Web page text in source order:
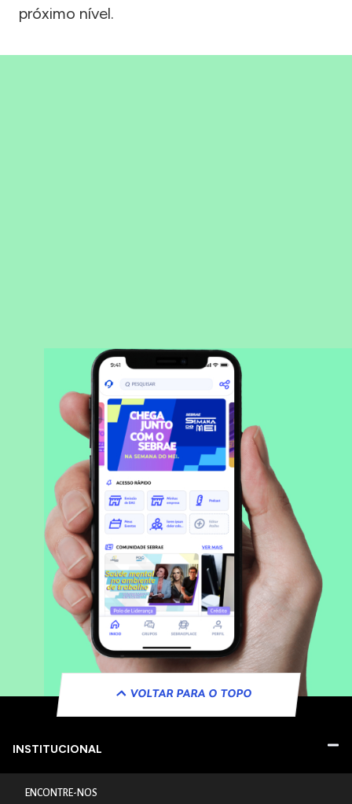
próximo nível.
VOLTAR PARA O TOPO
INSTITUCIONAL
ENCONTRE-NOS